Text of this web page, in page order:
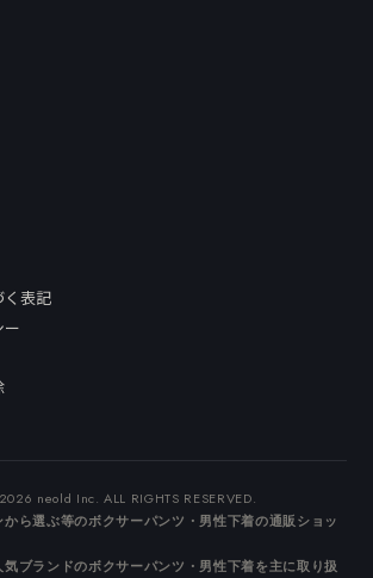
く表記
ー
neold Inc. ALL RIGHTS RESERVED.
ら選ぶ等のボクサーパンツ・男性下着の通販ショッ
ブランドのボクサーパンツ・男性下着を主に取り扱